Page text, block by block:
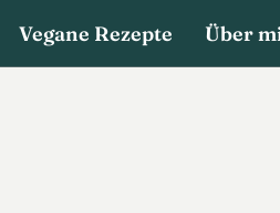
Vegane Rezepte Über